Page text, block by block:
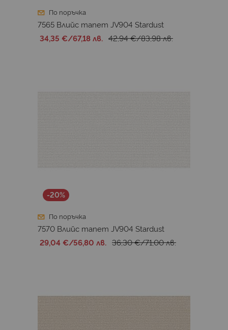
По поръчка
7565 Влийс тапет JV904 Stardust
34,35 €/67,18 лв. 42,94 €/83,98 лв.
-20%
По поръчка
7570 Влийс тапет JV904 Stardust
29,04 €/56,80 лв. 36,30 €/71,00 лв.